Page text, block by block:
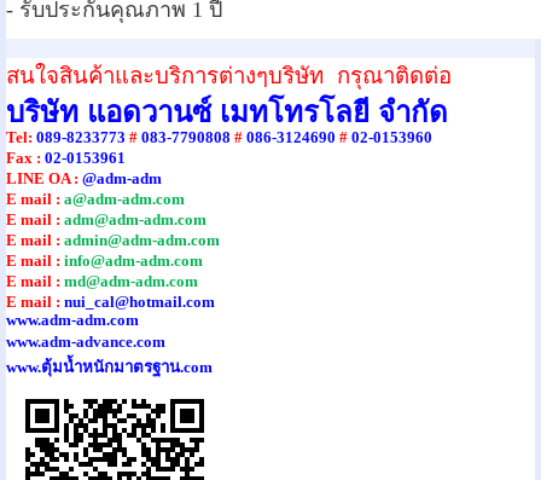
- รับประกันคุณภาพ 1 ปี
สนใจสินค้าและบริการต่างๆบริษัท กรุณาติดต่อ
บริษัท แอดวานซ์ เมทโทรโลยี จำกัด
Tel: 089-8233773 # 083-7790808 # 086-3124690 # 02-0153960
Fax : 02-0153961
LINE OA : @adm-adm
E mail : a@adm-adm.com
E mail : adm@adm-adm.com
E mail : admin@adm-adm.com
E mail : info@adm-adm.com
E mail : md@adm-adm.com
E mail : nui_cal@hotmail.com
www.adm-adm.com
www.adm-advance.com
www.ตุ้มน้ำหนักมาตรฐาน.com